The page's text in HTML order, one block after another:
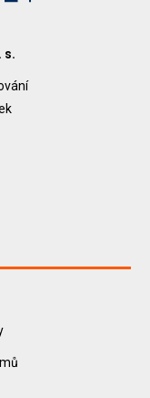
s.